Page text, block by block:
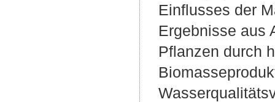
Einflusses der
Ergebnisse aus
Pflanzen durch